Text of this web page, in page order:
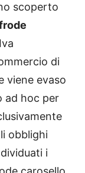
scoperto
di
viene evaso
ad hoc per
obblighi
i